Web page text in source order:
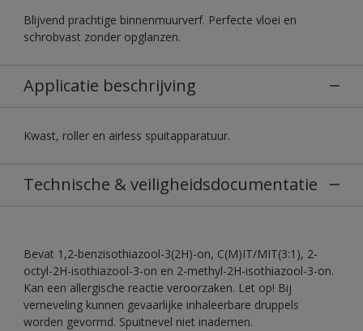
Blijvend prachtige binnenmuurverf. Perfecte vloei en
schrobvast zonder opglanzen.
Applicatie beschrijving
Kwast, roller en airless spuitapparatuur.
Technische & veiligheidsdocumentatie
Bevat 1,2-benzisothiazool-3(2H)-on, C(M)IT/MIT(3:1), 2-
octyl-2H-isothiazool-3-on en 2-methyl-2H-isothiazool-3-on.
Kan een allergische reactie veroorzaken. Let op! Bij
verneveling kunnen gevaarlijke inhaleerbare druppels
worden gevormd. Spuitnevel niet inademen.